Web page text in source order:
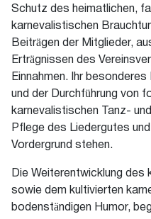
Schutz des heimatlichen,
karnevalistischen
Beiträgen der Mitglieder,
Erträgnissen des
Einnahmen. Ihr
und der Durchführung von
karnevalistischen Tanz-
Pflege des Liedergutes
Vordergrund stehen.
Die Weiterentwicklung des
sowie dem kultivierten
bodenständigen Humor,